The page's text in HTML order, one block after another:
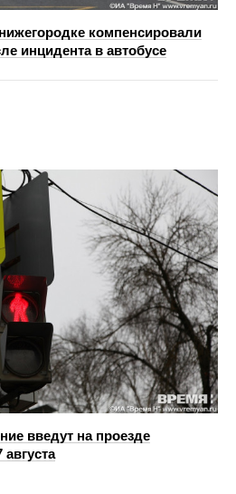
компенсировали
инцидента в автобусе
введут на проезде